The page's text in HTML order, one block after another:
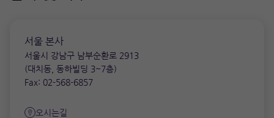
서울 본사
서울시 강남구 남부순환로 2913
(대치동, 동하빌딩 3~7층)
Fax: 02-568-6857
오시는길